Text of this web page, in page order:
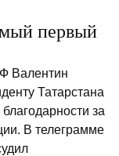
первый
Валентин
Татарстана
за
В телеграмме